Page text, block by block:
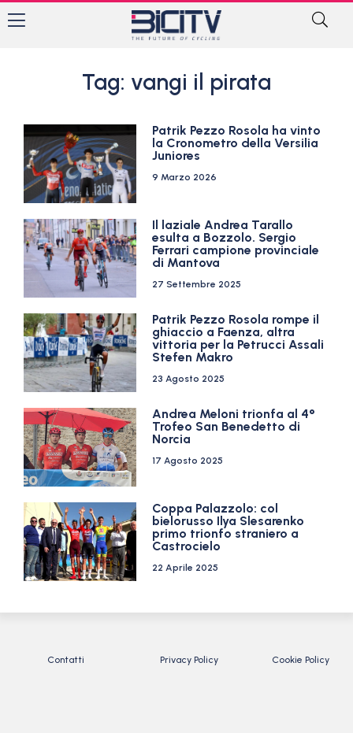
Tag: vangi il pirata
Patrik Pezzo Rosola ha vinto
la Cronometro della Versilia
Juniores
9 Marzo 2026
Il laziale Andrea Tarallo
esulta a Bozzolo. Sergio
Ferrari campione provinciale
di Mantova
27 Settembre 2025
Patrik Pezzo Rosola rompe il
ghiaccio a Faenza, altra
vittoria per la Petrucci Assali
Stefen Makro
23 Agosto 2025
Andrea Meloni trionfa al 4°
Trofeo San Benedetto di
Norcia
17 Agosto 2025
Coppa Palazzolo: col
bielorusso Ilya Slesarenko
primo trionfo straniero a
Castrocielo
22 Aprile 2025
Contatti Privacy Policy Cookie Policy